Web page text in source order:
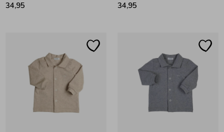
Regenkleding &-laarzen
Zomeraccessoires
Kledingaccessoires
Leggings
Boxpakjes
34,95 34,95